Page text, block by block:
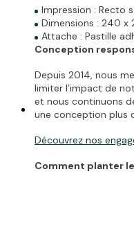
Impression : Recto
Dimensions : 240 x
Attache : Pastille
Conception
Depuis 2014, nous
limiter l’impact de
et nous continuons
une conception plus
Découvrez nos
Comment planter